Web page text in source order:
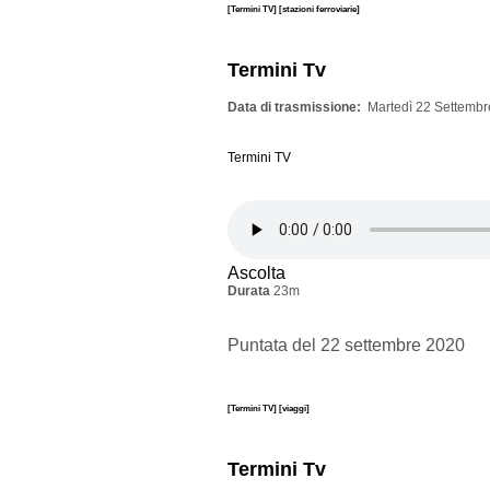
[Termini TV] [stazioni ferroviarie]
Termini Tv
Data di trasmissione Martedì 22
Termini TV
Ascolta
Durata 23m
Puntata del 22 settembre 2020
[Termini TV] [viaggi]
Termini Tv